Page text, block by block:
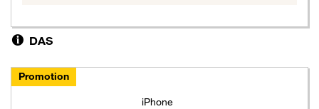
DAS
Promotion
iPhone